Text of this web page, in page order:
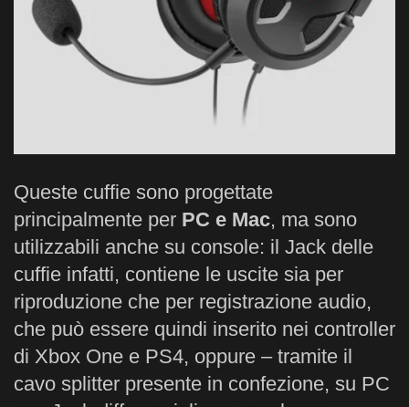
Queste cuffie sono progettate
principalmente per PC e Mac, ma sono
utilizzabili anche su console: il Jack delle
cuffie infatti, contiene le uscite sia per
riproduzione che per registrazione audio,
che può essere quindi inserito nei controller
di Xbox One e PS4, oppure – tramite il
cavo splitter presente in confezione, su PC